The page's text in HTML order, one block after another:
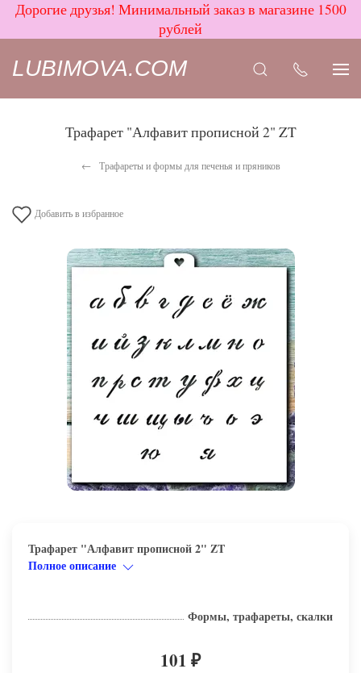
Дорогие друзья! Минимальный заказ в магазине 1500
рублей
LUBIMOVA.COM
Трафарет "Алфавит прописной 2" ZT
Трафареты и формы для печенья и пряников
Добавить в избранное
Трафарет "Алфавит прописной 2" ZT
Полное описание
Формы, трафареты, скалки
101 ₽